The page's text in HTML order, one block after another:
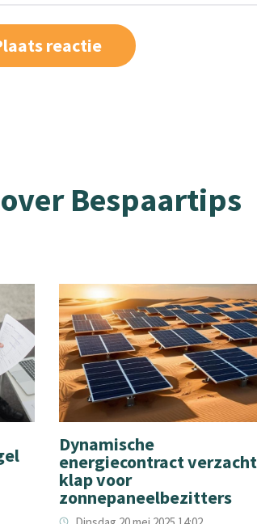
Bespaartips
Dynamische
energiecontract verzacht
klap voor
zonnepaneelbezitters